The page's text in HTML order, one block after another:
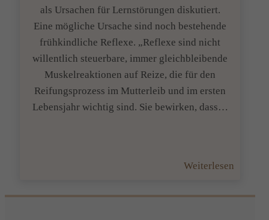
als Ursachen für Lernstörungen diskutiert.
Eine mögliche Ursache sind noch bestehende
frühkindliche Reflexe. „Reflexe sind nicht
willentlich steuerbare, immer gleichbleibende
Muskelreaktionen auf Reize, die für den
Reifungsprozess im Mutterleib und im ersten
Lebensjahr wichtig sind. Sie bewirken, dass…
Weiterlesen
die